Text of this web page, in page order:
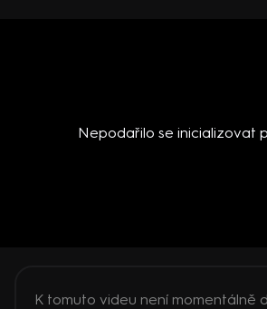
Nepodařilo se inicializovat
K tomuto videu není momentálně